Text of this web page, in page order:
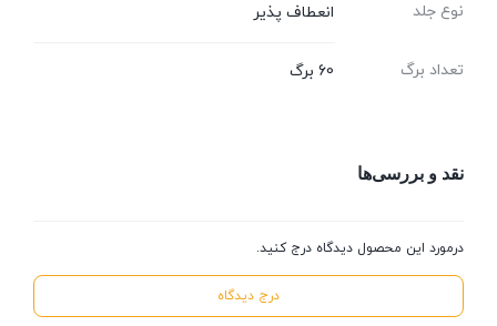
نوع جلد انعطاف پذیر
تعداد برگ 60 برگ
نقد و بررسی‌ها
درمورد این محصول دیدگاه درج کنید.
درج دیدگاه